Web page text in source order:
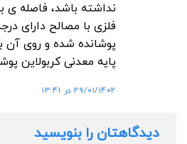
نداشته باشد، فاصله ی
فلزی با مصالح دارای
پوشانده شده و روی
پایه معدنی کربولاین
۲۹/۰۱/۱۴۰۲ در ۱۳:۴۱
دیدگاهتان را بنویسید